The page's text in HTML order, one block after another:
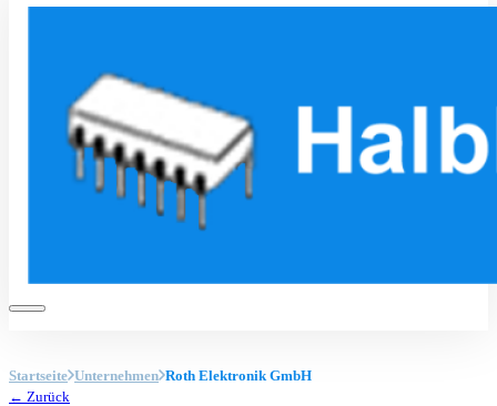
Startseite Unternehmen Roth Elektronik GmbH
← Zurück